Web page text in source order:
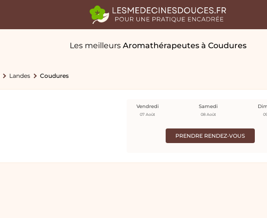
Les meilleurs Aromathérapeutes à Coudures
Landes Coudures
PRENDRE RENDEZ-VOUS
Vendredi
07 Août
Samedi
08 Août